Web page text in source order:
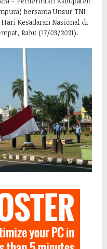
bersama Unsur TNI
Kesadaran Nasional di
Rabu (17/03/2021).